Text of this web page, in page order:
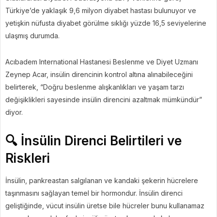
Türkiye’de yaklaşık 9,6 milyon diyabet hastası bulunuyor ve
yetişkin nüfusta diyabet görülme sıklığı yüzde 16,5 seviyelerine
ulaşmış durumda.
Acıbadem International Hastanesi Beslenme ve Diyet Uzmanı
Zeynep Acar, insülin direncinin kontrol altına alınabileceğini
belirterek, “Doğru beslenme alışkanlıkları ve yaşam tarzı
değişiklikleri sayesinde insülin direncini azaltmak mümkündür”
diyor.
🔍 İnsülin Direnci Belirtileri ve
Riskleri
İnsülin, pankreastan salgılanan ve kandaki şekerin hücrelere
taşınmasını sağlayan temel bir hormondur. İnsülin direnci
geliştiğinde, vücut insülin üretse bile hücreler bunu kullanamaz